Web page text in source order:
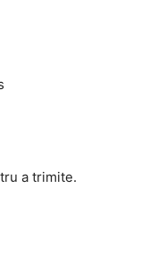
a trimite.